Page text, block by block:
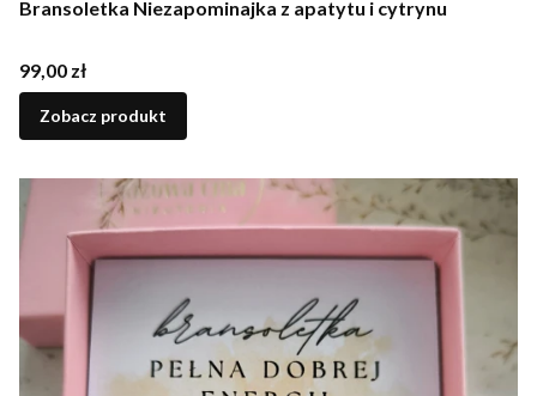
Bransoletka Niezapominajka z apatytu i cytrynu
Cena
99,00 zł
Zobacz produkt